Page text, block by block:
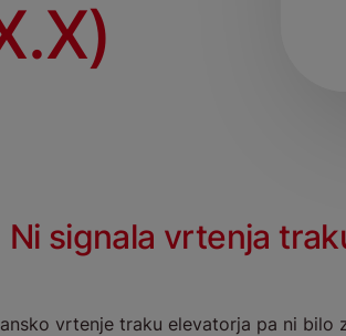
signala vrtenja
vrtenje traku elevatorja pa ni bilo